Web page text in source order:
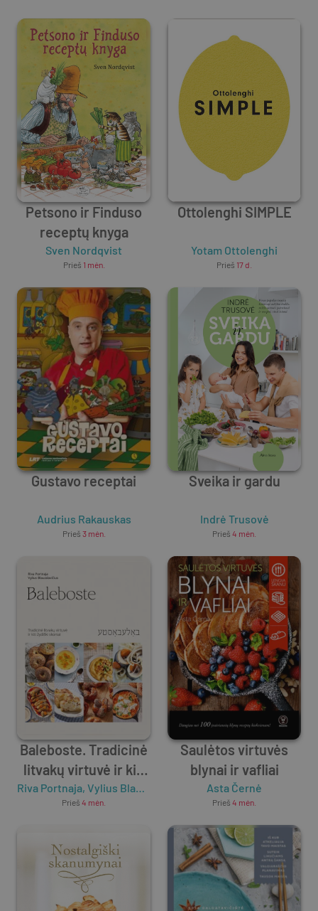
Petsono ir Finduso
receptų knyga
Sven Nordqvist
Prieš 1 mėn.
Ottolenghi SIMPLE
Yotam Ottolenghi
Prieš 17 d.
Gustavo receptai
Audrius Rakauskas
Prieš 3 mėn.
Sveika ir gardu
Indrė Trusovė
Prieš 4 mėn.
Baleboste. Tradicinė
litvakų virtuvė ir kiti
žydiški skoniai
Riva Portnaja, Vylius Blauzdavičius
Prieš 4 mėn.
Saulėtos virtuvės
blynai ir vafliai
Asta Černė
Prieš 4 mėn.